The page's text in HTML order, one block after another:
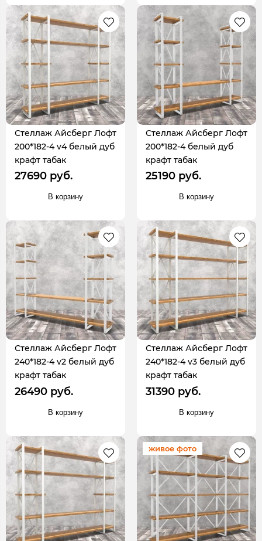
Стеллаж Айсберг Лофт
200*182-4 v4 белый дуб
крафт табак
27690 руб.
В корзину
Стеллаж Айсберг Лофт
200*182-4 белый дуб
крафт табак
25190 руб.
В корзину
Стеллаж Айсберг Лофт
240*182-4 v2 белый дуб
крафт табак
26490 руб.
В корзину
Стеллаж Айсберг Лофт
240*182-4 v3 белый дуб
крафт табак
31390 руб.
В корзину
живое фото